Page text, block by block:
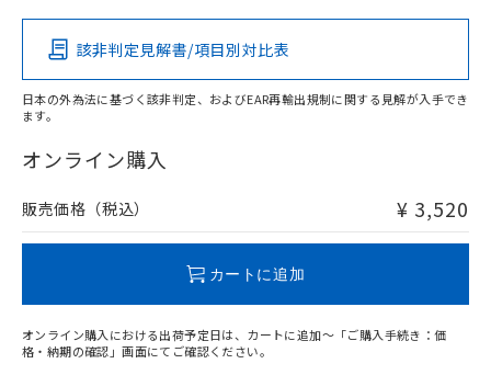
O
在庫等で未対応品が混在する可能性があります。
問い合わせください。
該非判定見解書/項目別対比表
日本の外為法に基づく該非判定、およびEAR再輸出規制に関する見解が入手でき
ます。
オンライン購入
販売価格（税込） ¥ 3,520
カートに追加
オンライン購入における出荷予定日は、カートに追加～「ご購入手続き：価
格・納期の確認」画面にてご確認ください。